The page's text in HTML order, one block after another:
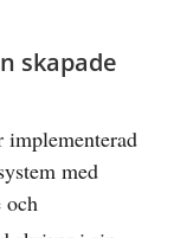
skapade
implementerad
med
och